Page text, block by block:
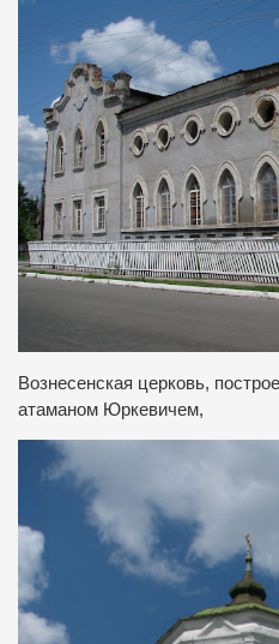
Вознесенская церковь,
атаманом Юркевичем,